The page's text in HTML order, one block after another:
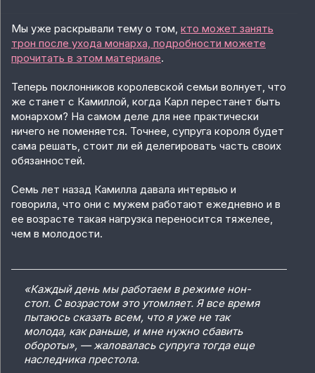
Мы уже раскрывали тему о том, кто может занять
трон после ухода монарха, подробности можете
прочитать в этом материале.
Теперь поклонников королевской семьи волнует, что
же станет с Камиллой, когда Карл перестанет быть
монархом? На самом деле для нее практически
ничего не поменяется. Точнее, супруга короля будет
сама решать, стоит ли ей делегировать часть своих
обязанностей.
Семь лет назад Камилла давала интервью и
говорила, что они с мужем работают ежедневно и в
ее возрасте такая нагрузка переносится тяжелее,
чем в молодости.
«Каждый день мы работаем в режиме нон-
стоп. С возрастом это утомляет. Я все время
пытаюсь сказать всем, что я уже не так
молода, как раньше, и мне нужно сбавить
обороты», — жаловалась супруга тогда еще
наследника престола.